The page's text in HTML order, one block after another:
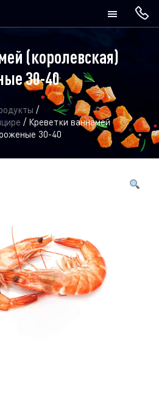
(королевская)
30-40
/
/ Креветки ваннамей
30-40